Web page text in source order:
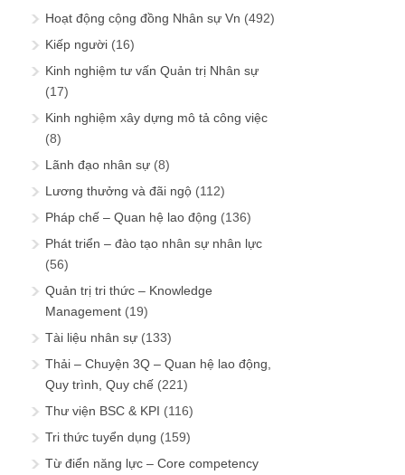
Hoạt động cộng đồng Nhân sự Vn (492)
Kiếp người (16)
Kinh nghiệm tư vấn Quản trị Nhân sự
(17)
Kinh nghiệm xây dựng mô tả công việc
(8)
Lãnh đạo nhân sự (8)
Lương thưởng và đãi ngộ (112)
Pháp chế – Quan hệ lao động (136)
Phát triển – đào tạo nhân sự nhân lực
(56)
Quản trị tri thức – Knowledge
Management (19)
Tài liệu nhân sự (133)
Thải – Chuyện 3Q – Quan hệ lao động,
Quy trình, Quy chế (221)
Thư viện BSC & KPI (116)
Tri thức tuyển dụng (159)
Từ điển năng lực – Core competency